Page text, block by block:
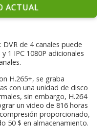
ACTUAL
de 4 canales puede
1 IPC 1080P adicionales
H.265+, se graba
con una unidad de disco
sin embargo, H.264
un video de 816 horas
proporcionado,
50 $ en almacenamiento.